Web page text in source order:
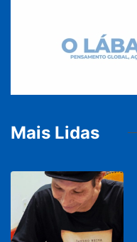
Mais Lidas